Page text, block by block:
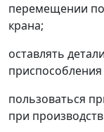
перемещении
крана;
оставлять
пользоваться
при